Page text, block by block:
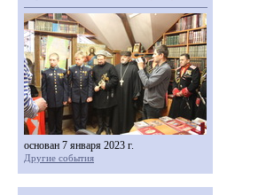
основан 7 января 2023 г.
Другие события